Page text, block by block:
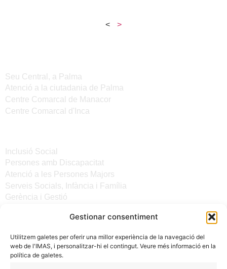
Gestionar consentiment
Utilitzem galetes per oferir una millor experiència de la navegació del
web de l'IMAS, i personalitzar-hi el contingut. Veure més informació en la
política de galetes.
< >
Seu Central, a Palma
Atenció a la ciutadania de Palma
Centre Comarcal de Manacor
Centre Comarcal d'Inca
Inclusió Social
Persones amb Discapacitat
Atenció a les Persones Majors
Serveis Socials, Infància i Família
Gerència i Gestió
Altres enllaços
Notícies
Seu electrònica del CiM
Avís legal